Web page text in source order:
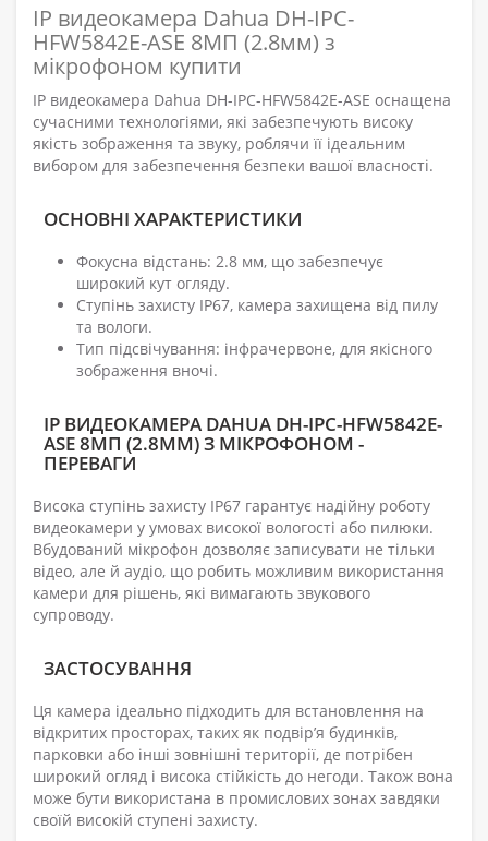
IP видеокамера Dahua DH-IPC-
HFW5842E-ASE 8МП (2.8мм) з
мікрофоном купити
IP видеокамера Dahua DH-IPC-HFW5842E-ASE оснащена
сучасними технологіями, які забезпечують високу
якість зображення та звуку, роблячи її ідеальним
вибором для забезпечення безпеки вашої власності.
ОСНОВНІ ХАРАКТЕРИСТИКИ
Фокусна відстань: 2.8 мм, що забезпечує
широкий кут огляду.
Ступінь захисту IP67, камера захищена від пилу
та вологи.
Тип підсвічування: інфрачервоне, для якісного
зображення вночі.
IP ВИДЕОКАМЕРА DAHUA DH-IPC-HFW5842E-
ASE 8МП (2.8ММ) З МІКРОФОНОМ -
ПЕРЕВАГИ
Висока ступінь захисту IP67 гарантує надійну роботу
видеокамери у умовах високої вологості або пилюки.
Вбудований мікрофон дозволяє записувати не тільки
відео, але й аудіо, що робить можливим використання
камери для рішень, які вимагають звукового
супроводу.
ЗАСТОСУВАННЯ
Ця камера ідеально підходить для встановлення на
відкритих просторах, таких як подвір’я будинків,
парковки або інші зовнішні території, де потрібен
широкий огляд і висока стійкість до негоди. Також вона
може бути використана в промислових зонах завдяки
своїй високій ступені захисту.